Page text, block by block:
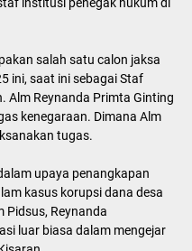
institusi penegak hukum di
salah satu calon jaksa
ini, saat ini sebagai Staf
Alm Reynanda Primta Ginting
kenegaraan. Dimana Alm
tugas.
upaya penangkapan
kasus korupsi dana desa
Pidsus, Reynanda
luar biasa dalam mengejar